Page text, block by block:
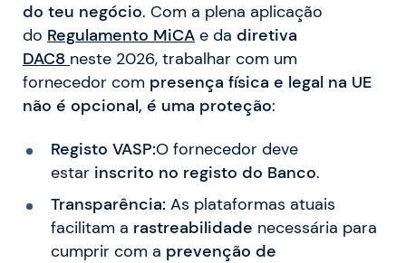
do teu negócio. Com a plena aplicação
do Regulamento MiCA e da diretiva
DAC8 neste 2026, trabalhar com um
fornecedor com presença física e legal na UE
não é opcional, é uma proteção:
Registo VASP:O fornecedor deve
estar inscrito no registo do Banco.
Transparência: As plataformas atuais
facilitam a rastreabilidade necessária para
cumprir com a prevenção de